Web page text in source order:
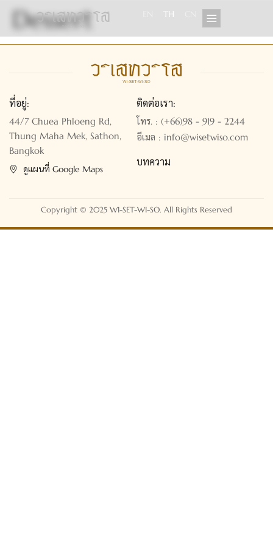
TH
Dessert
ที่อยู่:
44/7 Chuea Phloeng Rd,
Thung Maha Mek, Sathon,
Bangkok
ดูแผนที่ Google Maps
ติดต่อเรา:
โทร. : (+66)98 - 919 - 2244
อีเมล : info@wisetwiso.com
บทความ
Copyright © 2025 WI-SET-WI-SO. All Rights Reserved